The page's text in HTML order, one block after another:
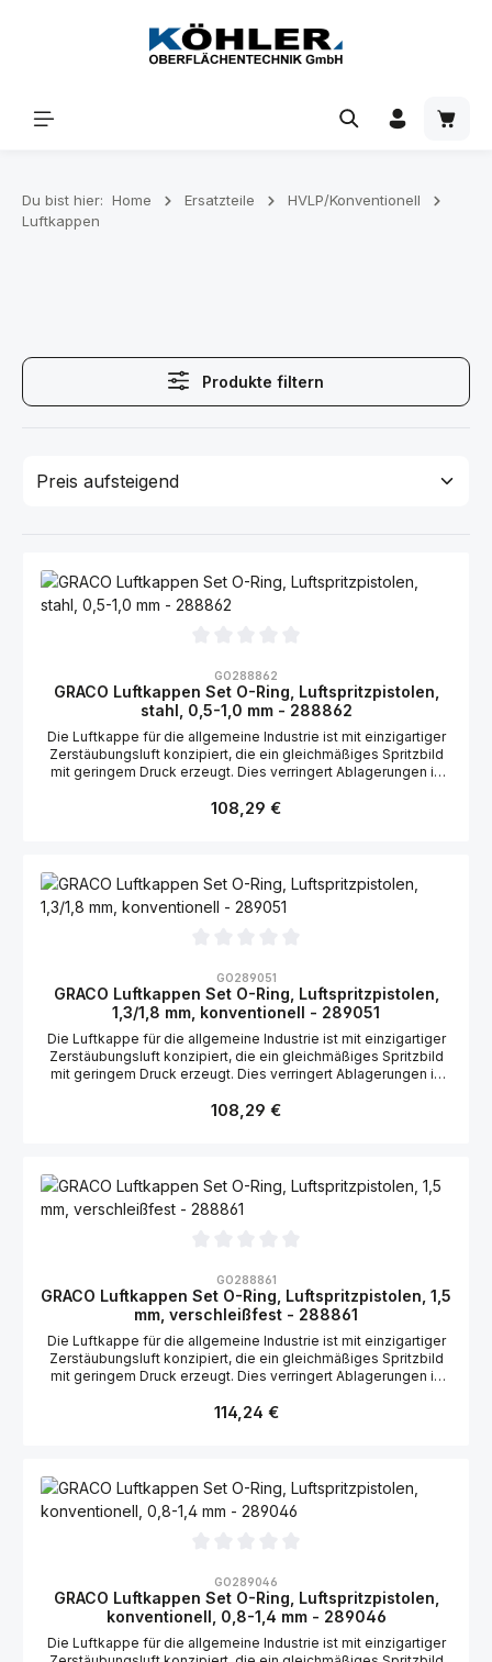
Zum Hauptinhalt springen
Du bist hier: Home Ersatzteile
HVLP/Konventionell
Luftkappen
Produkte filtern
GO288862
GRACO Luftkappen Set O-Ring, Luftspritzpistolen,
stahl, 0,5-1,0 mm - 288862
Die Luftkappe für die allgemeine Industrie ist mit einzigartiger
Zerstäubungsluft konzipiert, die ein gleichmäßiges Spritzbild
mit geringem Druck erzeugt. Dies verringert Ablagerungen in
konventionell: 2004178 Geeignet für die Graco AirproRegulärer Preis:
108,29 €
GO289051
GRACO Luftkappen Set O-Ring, Luftspritzpistolen,
1,3/1,8 mm, konventionell - 289051
Die Luftkappe für die allgemeine Industrie ist mit einzigartiger
Zerstäubungsluft konzipiert, die ein gleichmäßiges Spritzbild
mit geringem Druck erzeugt. Dies verringert Ablagerungen in
konventionell, perfekt geeignet für Klebemittel: 2004173,
Regulärer Preis:
108,29 €
GO288861
GRACO Luftkappen Set O-Ring, Luftspritzpistolen, 1,5
mm, verschleißfest - 288861
Die Luftkappe für die allgemeine Industrie ist mit einzigartiger
Zerstäubungsluft konzipiert, die ein gleichmäßiges Spritzbild
mit geringem Druck erzeugt. Dies verringert Ablagerungen in
konventionell, High solids/verschleißfest: 2006152 Geeignet
Regulärer Preis:
114,24 €
GO289046
GRACO Luftkappen Set O-Ring, Luftspritzpistolen,
konventionell, 0,8-1,4 mm - 289046
Die Luftkappe für die allgemeine Industrie ist mit einzigartiger